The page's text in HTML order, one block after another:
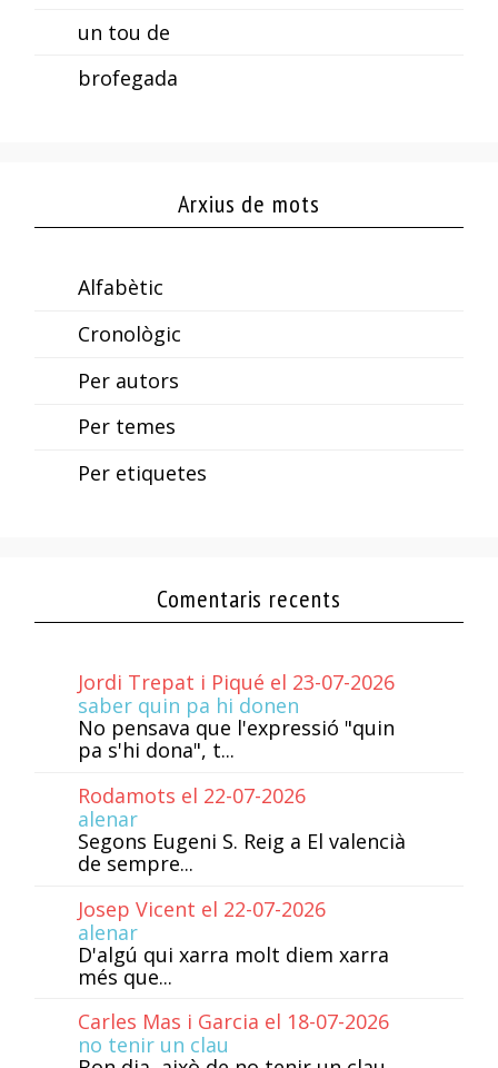
un tou de
brofegada
Arxius de mots
Alfabètic
Cronològic
Per autors
Per temes
Per etiquetes
Comentaris recents
Jordi Trepat i Piqué el 23-07-2026
saber quin pa hi donen
No pensava que l'expressió "quin
pa s'hi dona", t...
Rodamots el 22-07-2026
alenar
Segons Eugeni S. Reig a El valencià
de sempre...
Josep Vicent el 22-07-2026
alenar
D'algú qui xarra molt diem xarra
més que...
Carles Mas i Garcia el 18-07-2026
no tenir un clau